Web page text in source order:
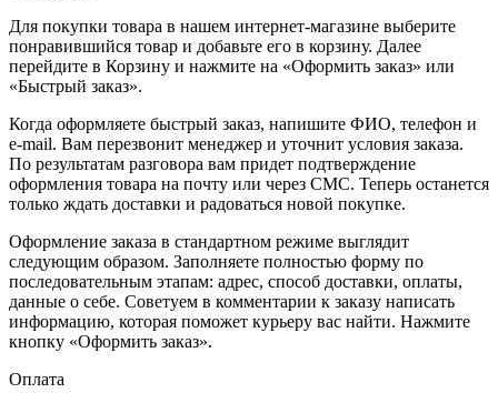
Для покупки товара в нашем интернет-магазине выберите
понравившийся товар и добавьте его в корзину. Далее
перейдите в Корзину и нажмите на «Оформить заказ» или
«Быстрый заказ».
Когда оформляете быстрый заказ, напишите ФИО, телефон и
e-mail. Вам перезвонит менеджер и уточнит условия заказа.
По результатам разговора вам придет подтверждение
оформления товара на почту или через СМС. Теперь останется
только ждать доставки и радоваться новой покупке.
Оформление заказа в стандартном режиме выглядит
следующим образом. Заполняете полностью форму по
последовательным этапам: адрес, способ доставки, оплаты,
данные о себе. Советуем в комментарии к заказу написать
информацию, которая поможет курьеру вас найти. Нажмите
кнопку «Оформить заказ».
Оплата